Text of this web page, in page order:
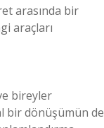
arasında bir
araçları
bireyler
bir dönüşümün de